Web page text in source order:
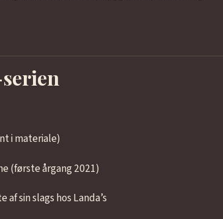
i materiale)
(første årgang 2021)
sin slags hos Landa’s